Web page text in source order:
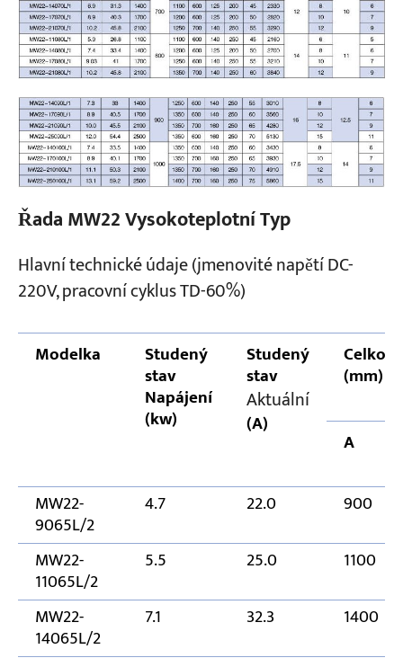
Řada MW22 Vysokoteplotní Typ
Hlavní technické údaje (jmenovité napětí DC-
220V, pracovní cyklus TD-60%)
Modelka Studený
stav
Napájení
(kw)
Studený
stav
Aktuální
(A)
(mm)
A
MW22-
9065L/2
4.7 22.0 900
MW22-
11065L/2
5.5 25.0 1100
MW22-
14065L/2
7.1 32.3 1400